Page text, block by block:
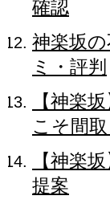
確認
神楽坂
ミ・評判
【神楽
こそ間
【神楽
提案